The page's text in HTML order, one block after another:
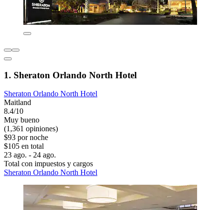
1. Sheraton Orlando North Hotel
Sheraton Orlando North Hotel
Maitland
8.4/10
Muy bueno
(1,361 opiniones)
$93 por noche
$105 en total
23 ago. - 24 ago.
Total con impuestos y cargos
Sheraton Orlando North Hotel